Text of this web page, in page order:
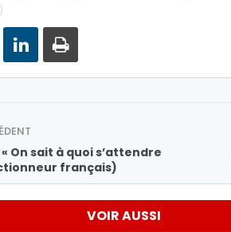
On sait à quoi s’attendre
français)
VOIR AUSSI